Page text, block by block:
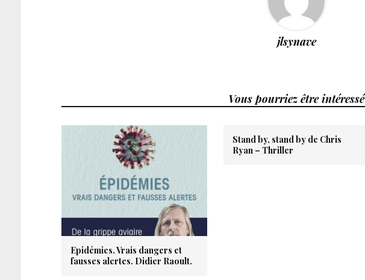
jlsynave
Vous pourriez être intéressé
Epidémies. Vrais dangers et
fausses alertes. Didier Raoult.
Stand by, stand by de Chris
Ryan – Thriller